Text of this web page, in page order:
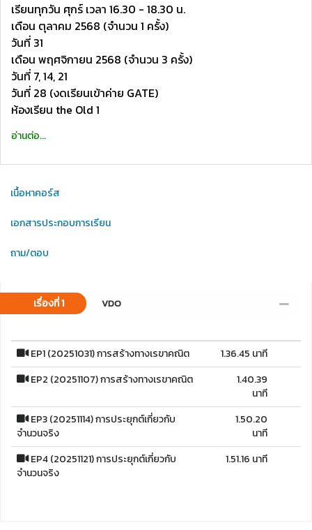
เรียนทุกวัน ศุกร์ เวลา 16.30 - 18.30 น.
เดือน ตุลาคม 2568 (จำนวน 1 ครั้ง)
วันที่ 31
เดือน พฤศจิกายน 2568 (จำนวน 3 ครั้ง)
วันที่ 7, 14, 21
วันที่ 28 (งดเรียนเข้าค่าย GATE)
ห้องเรียน the Old 1
อ่านต่อ...
เนื้อหาคอร์ส
เอกสารประกอบการเรียน
ถาม/ตอบ
เรื่องที่ 1 VDO
EP1 (20251031) การสร้างทางเรขาคณิต
1.36.45 นาที
EP2 (20251107) การสร้างทางเรขาคณิต
1.40.39
นาที
EP3 (20251114) การประยุกต์เกี่ยวกับ
จำนวนจริง
1.50.20
นาที
EP4 (20251121) การประยุกต์เกี่ยวกับ
จำนวนจริง
1.51.16 นาที